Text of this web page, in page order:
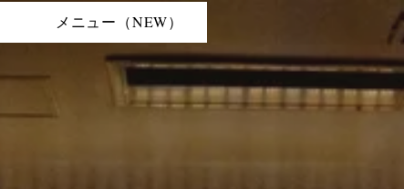
メニュー（NEW）